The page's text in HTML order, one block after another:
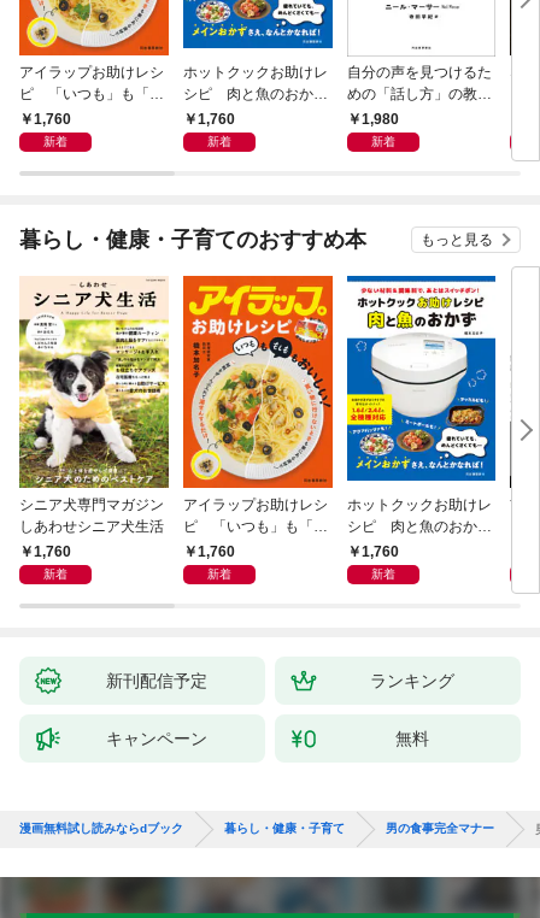
アイラップお助けレシ
ピ 「いつも」も「も
しも」もおいしい！
1,760
新着
ホットクックお助けレ
シピ 肉と魚のおか
ず 少ない材料＆調味
料で、あとはスイッチ
1,760
新着
自分の声を見つけるた
めの「話し方」の教
室 Ｏｒａｃｙ（オラ
シー）
1,980
新着
な
暮らし・健康・子育てのおすすめ本 もっと見る
シニア犬専門マガジン
しあわせシニア犬生活
1,760
新着
アイラップお助けレシ
ピ 「いつも」も「も
しも」もおいしい！
1,760
新着
ホットクックお助けレ
シピ 肉と魚のおか
ず 少ない材料＆調味
料で、あとはスイッチ
1,760
新着
首
リ
昇
新刊配信予定 ランキング
キャンペーン 無料
漫画無料試し読みならdブック 暮らし・健康・子育て 男の食事完全マナー